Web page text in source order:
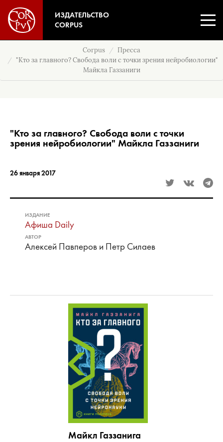
ИЗДАТЕЛЬСТВО
CORPUS
Corpus
Пресса
"Кто за главного? Свобода воли с точки зрения нейробиологии"
Майкла Газзаниги
"Кто за главного? Свобода воли с точки
зрения нейробиологии" Майкла Газзаниги
26 января 2017
ИЗДАНИЕ
Афиша Daily
АВТОР
Алексей Павперов и Петр Силаев
Майкл Газзанига